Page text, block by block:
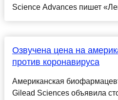
Science Advances пишет
Озвучена цена на
против коронавируса
Американская
Gilead Sciences объявила